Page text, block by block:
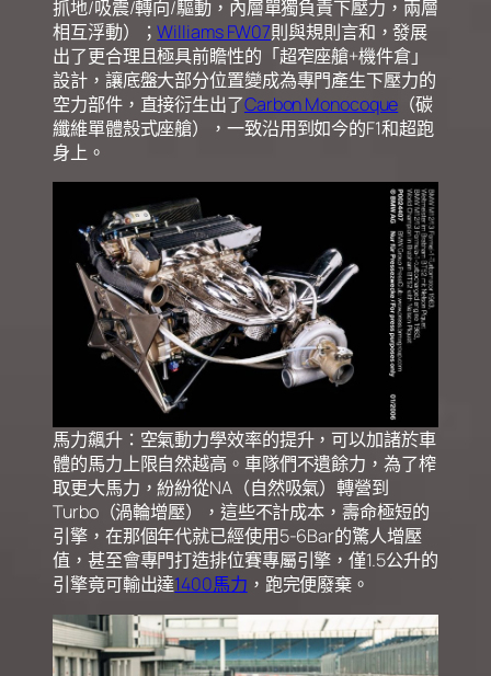
抓地/吸震/轉向/驅動，內層單獨負責下壓力，兩層
相互浮動）；Williams FW07則與規則言和，發展
出了更合理且極具前瞻性的「超窄座艙+機件倉」
設計，讓底盤大部分位置變成為專門產生下壓力的
空力部件，直接衍生出了Carbon Monocoque （碳
纖維單體殼式座艙），一致沿用到如今的F1和超跑
身上。
馬力飆升：空氣動力學效率的提升，可以加諸於車
體的馬力上限自然越高。車隊們不遺餘力，為了榨
取更大馬力，紛紛從NA（自然吸氣）轉營到
Turbo（渦輪增壓），這些不計成本，壽命極短的
引擎，在那個年代就已經使用5-6Bar的驚人增壓
值，甚至會專門打造排位賽專屬引擎，僅1.5公升的
引擎竟可輸出達1400馬力 ，跑完便廢棄。